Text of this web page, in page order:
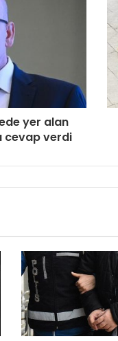
yer alan
cevap verdi